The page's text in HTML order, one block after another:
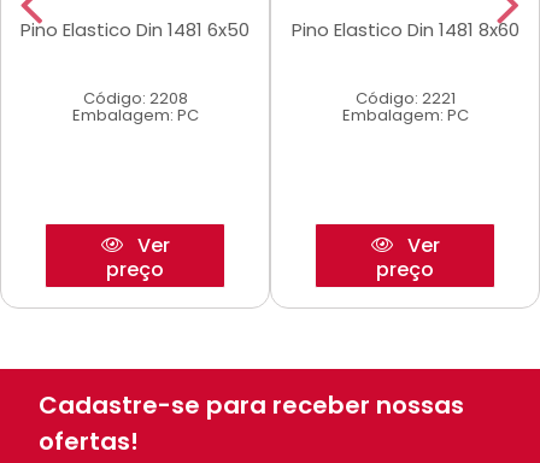
Pino Elastico Din 1481 6x50
Código: 2208
Embalagem: PC
Ver
preço
Pino Elastico Din 1481 8x60
Código: 2221
Embalagem: PC
Ver
preço
Cadastre-se para receber nossas
ofertas!